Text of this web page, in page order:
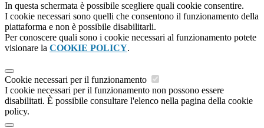
In questa schermata è possibile scegliere quali cookie consentire.
I cookie necessari sono quelli che consentono il funzionamento della
piattaforma e non è possibile disabilitarli.
Per conoscere quali sono i cookie necessari al funzionamento potete
visionare la COOKIE POLICY.
Cookie necessari per il funzionamento
I cookie necessari per il funzionamento non possono essere
disabilitati. È possibile consultare l'elenco nella pagina della cookie
policy.